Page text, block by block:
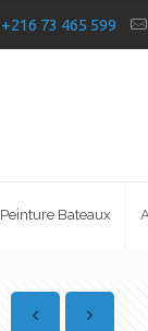
+216 73 465 599
Peinture Bateaux